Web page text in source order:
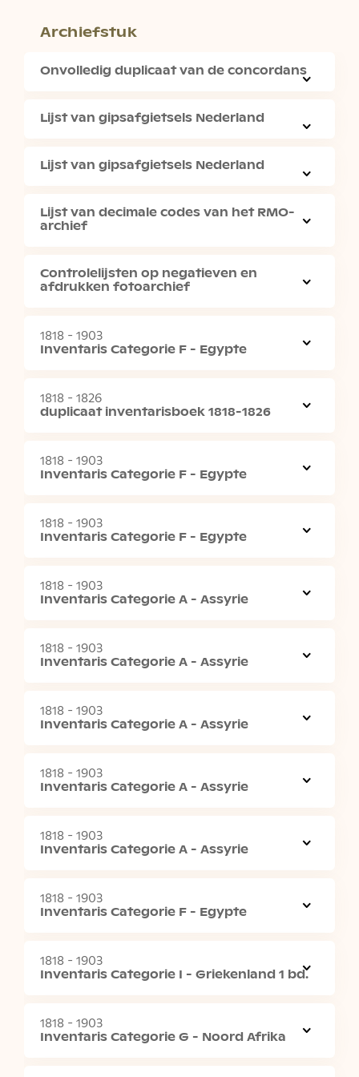
Archiefstuk
Onvolledig duplicaat van de concordans
Lijst van gipsafgietsels Nederland
Lijst van gipsafgietsels Nederland
Lijst van decimale codes van het RMO-
archief
Controlelijsten op negatieven en
afdrukken fotoarchief
1818 - 1903
Inventaris Categorie F - Egypte
1818 - 1826
duplicaat inventarisboek 1818-1826
1818 - 1903
Inventaris Categorie F - Egypte
1818 - 1903
Inventaris Categorie F - Egypte
1818 - 1903
Inventaris Categorie A - Assyrie
1818 - 1903
Inventaris Categorie A - Assyrie
1818 - 1903
Inventaris Categorie A - Assyrie
1818 - 1903
Inventaris Categorie A - Assyrie
1818 - 1903
Inventaris Categorie A - Assyrie
1818 - 1903
Inventaris Categorie F - Egypte
1818 - 1903
Inventaris Categorie I - Griekenland 1 bd.
1818 - 1903
Inventaris Categorie G - Noord Afrika